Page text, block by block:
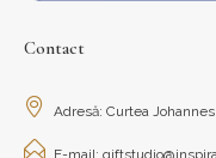
Contact
Adresă: Curtea
E-mail: